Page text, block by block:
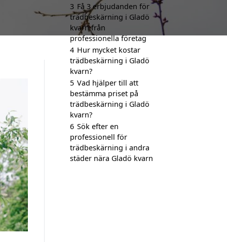
3 Få 3 erbjudanden för
trädbeskärning i Gladö
kvarn från
professionella företag
4 Hur mycket kostar
trädbeskärning i Gladö
kvarn?
5 Vad hjälper till att
bestämma priset på
trädbeskärning i Gladö
kvarn?
6 Sök efter en
professionell för
trädbeskärning i andra
städer nära Gladö kvarn